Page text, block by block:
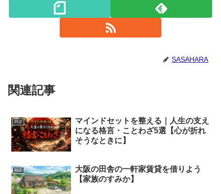
SASAHARA
関連記事
雑談
マインドセットを整える｜人生の支え
になる格言・ことわざ5選【心が折れ
そうなときに】
雑談
大阪の田舎の一軒家賃貸を借りよう
【家族のすみか】